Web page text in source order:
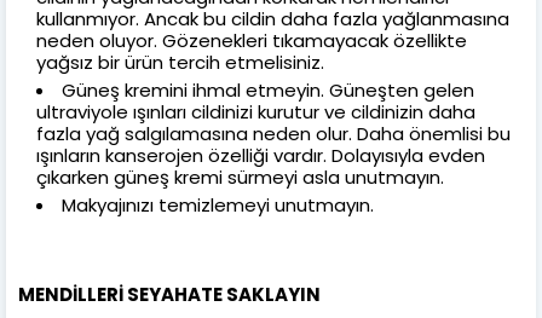
kullanmıyor. Ancak bu cildin daha fazla yağlanmasına
neden oluyor. Gözenekleri tıkamayacak özellikte
yağsız bir ürün tercih etmelisiniz.
Güneş kremini ihmal etmeyin. Güneşten gelen
ultraviyole ışınları cildinizi kurutur ve cildinizin daha
fazla yağ salgılamasına neden olur. Daha önemlisi bu
ışınların kanserojen özelliği vardır. Dolayısıyla evden
çıkarken güneş kremi sürmeyi asla unutmayın.
Makyajınızı temizlemeyi unutmayın.
MENDİLLERİ SEYAHATE SAKLAYIN